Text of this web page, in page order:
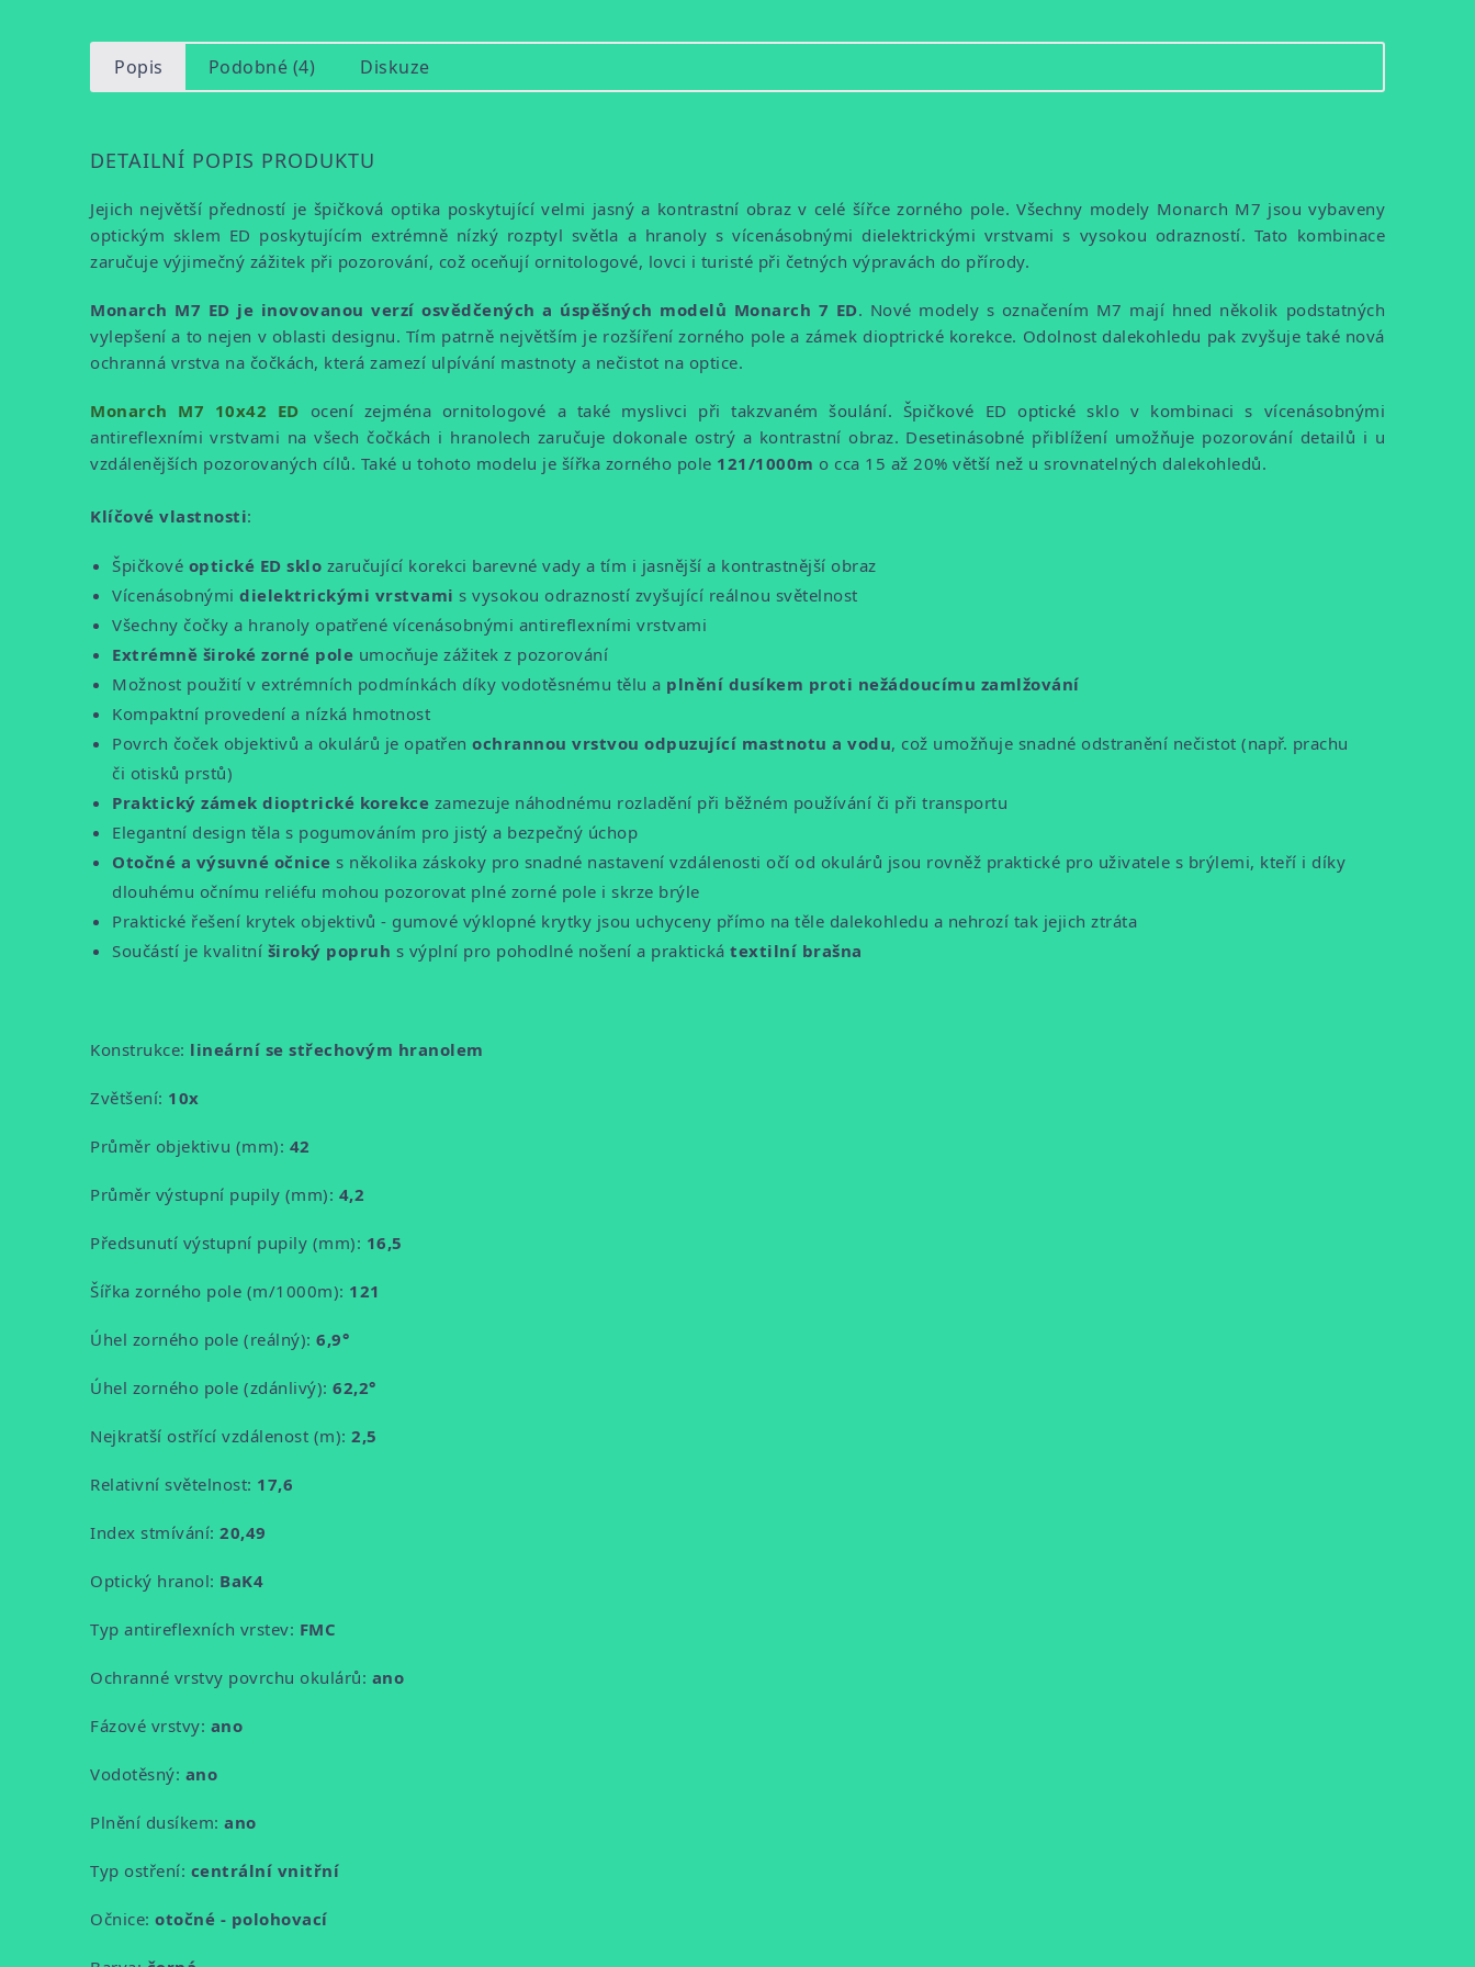
Popis Podobné (4) Diskuze
DETAILNÍ POPIS PRODUKTU
Jejich největší předností je špičková optika poskytující velmi jasný a kontrastní obraz v celé šířce zorného pole. Všechny modely Monarch M7 jsou vybaveny
optickým sklem ED poskytujícím extrémně nízký rozptyl světla a hranoly s vícenásobnými dielektrickými vrstvami s vysokou odrazností. Tato kombinace
zaručuje výjimečný zážitek při pozorování, což oceňují ornitologové, lovci i turisté při četných výpravách do přírody.
Monarch M7 ED je inovovanou verzí osvědčených a úspěšných modelů Monarch 7 ED. Nové modely s označením M7 mají hned několik podstatných
vylepšení a to nejen v oblasti designu. Tím patrně největším je rozšíření zorného pole a zámek dioptrické korekce. Odolnost dalekohledu pak zvyšuje také nová
ochranná vrstva na čočkách, která zamezí ulpívání mastnoty a nečistot na optice.
Monarch M7 10x42 ED ocení zejména ornitologové a také myslivci při takzvaném šoulání. Špičkové ED optické sklo v kombinaci s vícenásobnými
antireflexními vrstvami na všech čočkách i hranolech zaručuje dokonale ostrý a kontrastní obraz. Desetinásobné přiblížení umožňuje pozorování detailů i u
vzdálenějších pozorovaných cílů. Také u tohoto modelu je šířka zorného pole 121/1000m o cca 15 až 20% větší než u srovnatelných dalekohledů.
Klíčové vlastnosti:
Špičkové optické ED sklo zaručující korekci barevné vady a tím i jasnější a kontrastnější obraz
Vícenásobnými dielektrickými vrstvami s vysokou odrazností zvyšující reálnou světelnost
Všechny čočky a hranoly opatřené vícenásobnými antireflexními vrstvami
Extrémně široké zorné pole umocňuje zážitek z pozorování
Možnost použití v extrémních podmínkách díky vodotěsnému tělu a plnění dusíkem proti nežádoucímu zamlžování
Kompaktní provedení a nízká hmotnost
Povrch čoček objektivů a okulárů je opatřen ochrannou vrstvou odpuzující mastnotu a vodu, což umožňuje snadné odstranění nečistot (např. prachu
či otisků prstů)
Praktický zámek dioptrické korekce zamezuje náhodnému rozladění při běžném používání či při transportu
Elegantní design těla s pogumováním pro jistý a bezpečný úchop
Otočné a výsuvné očnice s několika záskoky pro snadné nastavení vzdálenosti očí od okulárů jsou rovněž praktické pro uživatele s brýlemi, kteří i díky
dlouhému očnímu reliéfu mohou pozorovat plné zorné pole i skrze brýle
Praktické řešení krytek objektivů - gumové výklopné krytky jsou uchyceny přímo na těle dalekohledu a nehrozí tak jejich ztráta
Součástí je kvalitní široký popruh s výplní pro pohodlné nošení a praktická textilní brašna
Konstrukce: lineární se střechovým hranolem
Zvětšení: 10x
Průměr objektivu (mm): 42
Průměr výstupní pupily (mm): 4,2
Předsunutí výstupní pupily (mm): 16,5
Šířka zorného pole (m/1000m): 121
Úhel zorného pole (reálný): 6,9°
Úhel zorného pole (zdánlivý): 62,2°
Nejkratší ostřící vzdálenost (m): 2,5
Relativní světelnost: 17,6
Index stmívání: 20,49
Optický hranol: BaK4
Typ antireflexních vrstev: FMC
Ochranné vrstvy povrchu okulárů: ano
Fázové vrstvy: ano
Vodotěsný: ano
Plnění dusíkem: ano
Typ ostření: centrální vnitřní
Očnice: otočné - polohovací